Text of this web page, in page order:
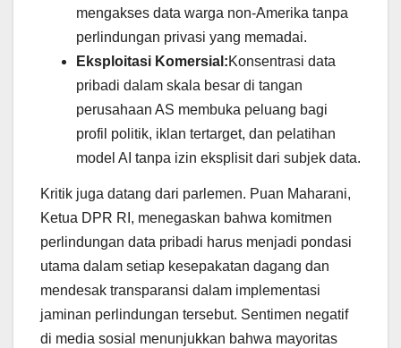
mengakses data warga non-Amerika tanpa
perlindungan privasi yang memadai.
Eksploitasi Komersial:Konsentrasi data
pribadi dalam skala besar di tangan
perusahaan AS membuka peluang bagi
profil politik, iklan tertarget, dan pelatihan
model AI tanpa izin eksplisit dari subjek data.
Kritik juga datang dari parlemen. Puan Maharani,
Ketua DPR RI, menegaskan bahwa komitmen
perlindungan data pribadi harus menjadi pondasi
utama dalam setiap kesepakatan dagang dan
mendesak transparansi dalam implementasi
jaminan perlindungan tersebut. Sentimen negatif
di media sosial menunjukkan bahwa mayoritas